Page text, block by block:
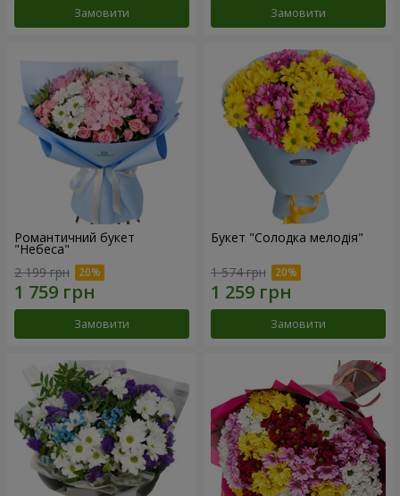
Замовити Замовити
Романтичний букет
"Небеса"
2 199 грн
Замовити
Букет "Солодка мелодія"
1 574 грн
Замовити